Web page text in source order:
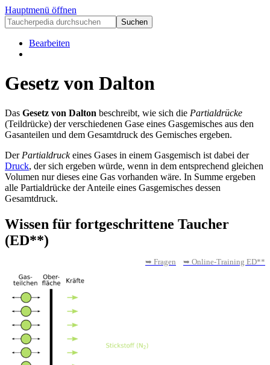
Hauptmenü öffnen
Bearbeiten
Gesetz von Dalton
Das Gesetz von Dalton beschreibt, wie sich die Partialdrücke
(Teildrücke) der verschiedenen Gase eines Gasgemisches aus den
Gasanteilen und dem Gesamtdruck des Gemisches ergeben.
Der Partialdruckeines Gases in einem Gasgemisch ist dabei der
Druck, der sich ergeben würde, wenn in dem entsprechend gleichen
Volumen nur dieses eine Gas vorhanden wäre. In Summe ergeben
alle Partialdrücke der Anteile eines Gasgemisches dessen
Gesamtdruck.
Wissen für fortgeschrittene Taucher
(ED**)
➥ Fragen ➥ Online-Training ED**